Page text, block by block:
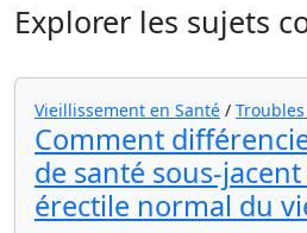
Explorer les sujets
Vieillissement en Santé /
Comment
de santé sous-
érectile normal du